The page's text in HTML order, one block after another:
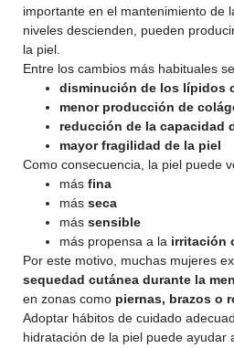
importante en el mantenimiento de
niveles descienden, pueden
la piel.
Entre los cambios más habituales
disminución de los lípidos
menor producción de
reducción de la capacidad
mayor fragilidad de la piel
Como consecuencia, la piel puede
más fina
más seca
más sensible
más propensa a la irritación
Por este motivo, muchas mujeres
sequedad cutánea durante la
en zonas como piernas, brazos o
Adoptar hábitos de cuidado
hidratación de la piel puede ayudar